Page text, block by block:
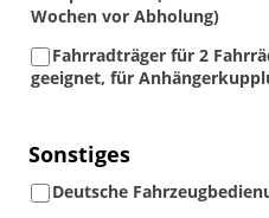
Wochen vor Abholung)
Fahrradträger für 2
geeignet, für
Sonstiges
Deutsche